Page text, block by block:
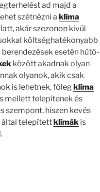
ad majd a
szétnézni aklíma
akár szezonon kívül
költséghatékonyabb
esetén hűtő-
között akadnak olyan
olyanok, akik csak
is lehetnek, főleg klíma
mellett telepítenek és
szempont, hiszen kevés
által telepítettklímákis